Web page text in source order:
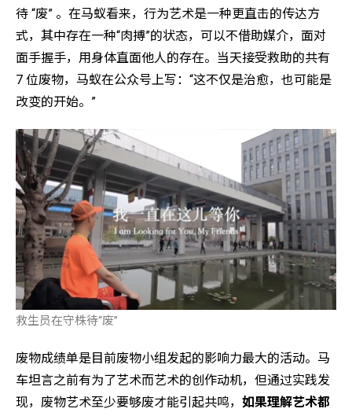
待 “废” 。在马蚁看来，行为艺术是一种更直击的传达方
式，其中存在一种“肉搏”的状态，可以不借助媒介，面对
面手握手，用身体直面他人的存在。当天接受救助的共有
7 位废物，马蚁在公众号上写：“这不仅是治愈，也可能是
改变的开始。”
救生员在守株待“废”
废物成绩单是目前废物小组发起的影响力最大的活动。马
车坦言之前有为了艺术而艺术的创作动机，但通过实践发
现，废物艺术至少要够废才能引起共鸣， 如果理解艺术都